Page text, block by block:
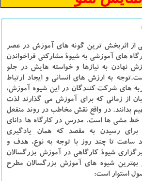
از اثربخش‏ ترين گونه‏ های آموزش در عصر
های آموزشی به شيوۀ مشارکتی فراخواندن
نهادن به نيازها و خواسته‏ هايش در جلو
به ارزش‏ هاي انساني و ايجاد ارتباط
هاي شرکت‏ کنندگان در اين شيوه آموزش،
از زماني که براي آموزش مي‏ گذارند لذت
بدانند. در واقع نقش مخاطب در روند منفعل
خط‏ مشي ‏ها است. مدرس در كارگاه ها داناي
رسيدن به مقصد که همان يادگيري
ساعت تا چند روز با توجه به نوع، هدف و
شیوۀ کارگاهی در آموزش بزرگسالان
بهترین شیوه های آموزش بزرگسالان مطرح
استوار است: